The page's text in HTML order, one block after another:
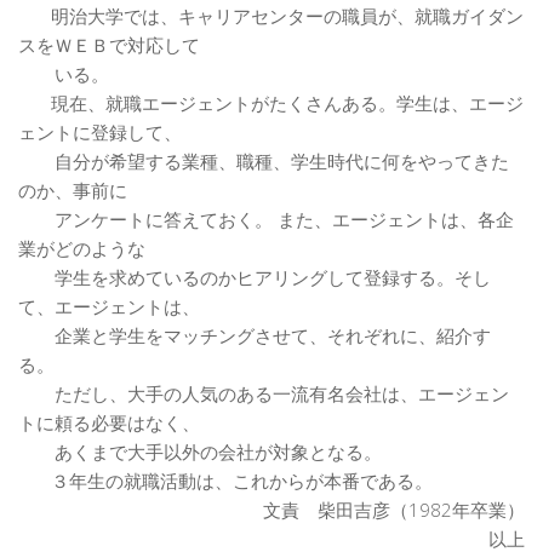
明治大学では、キャリアセンターの職員が、就職ガイダン
スをＷＥＢで対応して
いる。
現在、就職エージェントがたくさんある。学生は、エージ
ェントに登録して、
自分が希望する業種、職種、学生時代に何をやってきた
のか、事前に
アンケートに答えておく。 また、エージェントは、各企
業がどのような
学生を求めているのかヒアリングして登録する。そし
て、エージェントは、
企業と学生をマッチングさせて、それぞれに、紹介す
る。
ただし、大手の人気のある一流有名会社は、エージェン
トに頼る必要はなく、
あくまで大手以外の会社が対象となる。
３年生の就職活動は、これからが本番である。
文責 柴田吉彦（1982年卒業）
以上